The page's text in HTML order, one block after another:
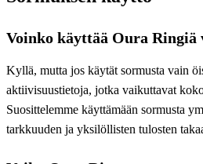
Voinko käyttää Oura Ringiä
Kyllä, mutta jos käytät sormusta vain
aktiivisuustietoja, jotka vaikuttavat
Suosittelemme käyttämään sormusta
tarkkuuden ja yksilöllisten tulosten